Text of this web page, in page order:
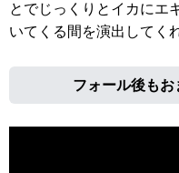
とでじっくりとイカにエ
いてくる間を演出してく
フォール後も